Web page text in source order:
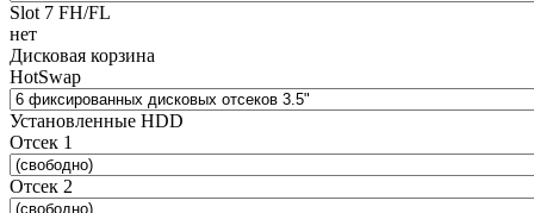
Slot 7 FH/FL
нет
Дисковая корзина
HotSwap
Установленные HDD
Отсек 1
Отсек 2